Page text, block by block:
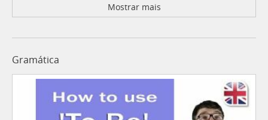
Mostrar mais
Gramática